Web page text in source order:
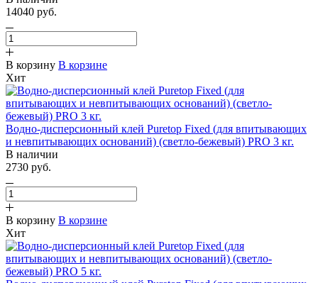
14040 руб.
В корзину В корзине
Хит
Водно-дисперсионный клей Puretop Fixed (для впитывающих
и невпитывающих оснований) (светло-бежевый) PRO 3 кг.
В наличии
2730 руб.
В корзину В корзине
Хит